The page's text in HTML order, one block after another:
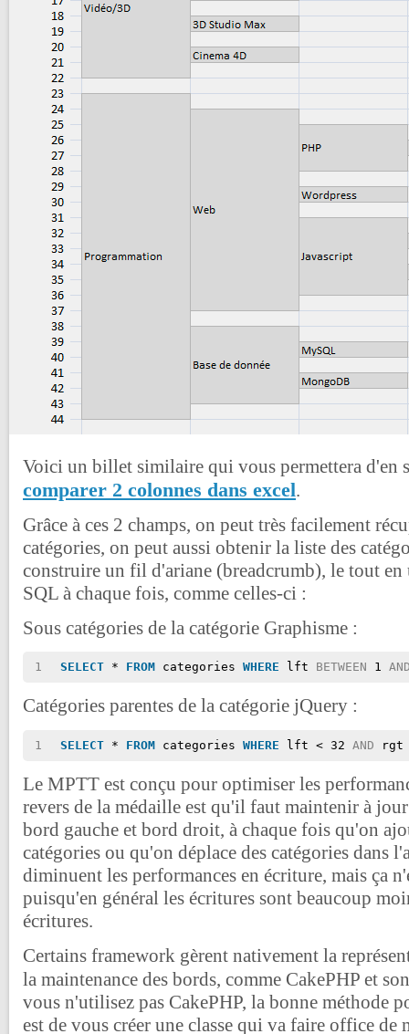
Voici un billet similaire qui vous permettera d'en
comparer 2 colonnes dans excel.
Grâce à ces 2 champs, on peut très facilement
catégories, on peut aussi obtenir la liste des
construire un fil d'ariane (breadcrumb), le tout en
SQL à chaque fois, comme celles-ci :
Sous catégories de la catégorie Graphisme :
1 SELECT * FROM categories WHERE lft BETWEEN 1
Catégories parentes de la catégorie jQuery :
1 SELECT * FROM categories WHERE lft < 32 AND rgt
Le MPTT est conçu pour optimiser les
revers de la médaille est qu'il faut maintenir à
bord gauche et bord droit, à chaque fois qu'on
catégories ou qu'on déplace des catégories dans
diminuent les performances en écriture, mais ça
puisqu'en général les écritures sont beaucoup
écritures.
Certains framework gèrent nativement la
la maintenance des bords, comme CakePHP et
vous n'utilisez pas CakePHP, la bonne méthode
est de vous créer une classe qui va faire office de